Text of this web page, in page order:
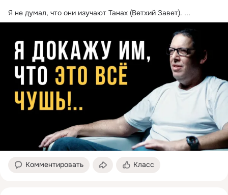
Я не думал, что они изучают Танах (Ветхий Завет). ...
Комментировать Класс